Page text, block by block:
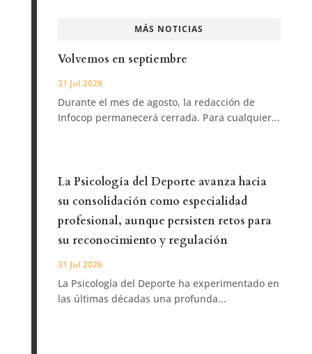
MÁS NOTICIAS
Volvemos en septiembre
31 Jul 2026
Durante el mes de agosto, la redacción de
Infocop permanecerá cerrada. Para cualquier...
La Psicología del Deporte avanza hacia
su consolidación como especialidad
profesional, aunque persisten retos para
su reconocimiento y regulación
31 Jul 2026
La Psicología del Deporte ha experimentado en
las últimas décadas una profunda...